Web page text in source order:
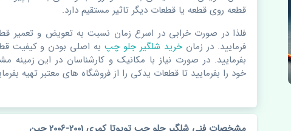
قطعه روی قطعه یا قطعات دیگر تاثیر مستقیم دارد.
فلذا در صورت خرابی در اسرع زمان نسبت به تعویض و تعمیر
فرمایید. در زمان خرید شلگیر جلو چپ به اصلی بودن و کیفیت
بفرمایید. در صورت نیاز با مکانیک و کارشناسان در این زمینه
خود را بفرمایید تا قطعات یدکی را از فروشگاه های معتبر تهیه